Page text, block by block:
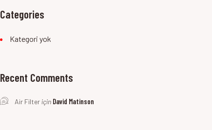
Categories
Kategori yok
Recent Comments
Air Filter için David Matinson